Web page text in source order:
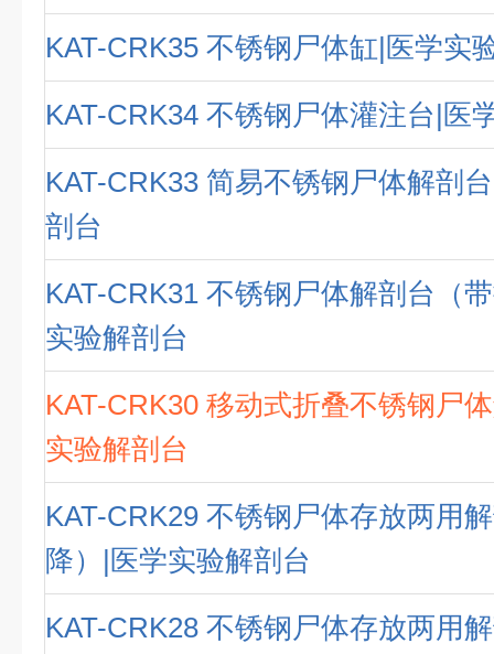
KAT-CRK35 不锈钢尸体缸|医学实
KAT-CRK34 不锈钢尸体灌注台|医
KAT-CRK33 简易不锈钢尸体解剖
剖台
KAT-CRK31 不锈钢尸体解剖台（
实验解剖台
KAT-CRK30 移动式折叠不锈钢尸
实验解剖台
KAT-CRK29 不锈钢尸体存放两用
降）|医学实验解剖台
KAT-CRK28 不锈钢尸体存放两用